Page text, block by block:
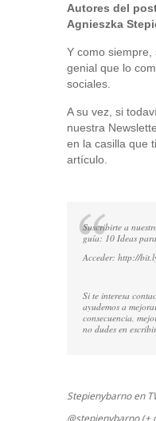
Autores del
Agnieszka
Y como siempre,
genial que lo
sociales.
A su vez, si
nuestra
en la casilla que
artículo.
Suscribirte a
guía: 10 Ideas
Acceder: http://
Si te interesa
ayudemos a
consecuencia,
no dudes en
Stepienybarno en
@stepienybarno (+